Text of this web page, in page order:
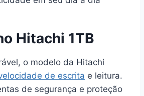
Hitachi 1TB
o modelo da Hitachi
de escrita e leitura.
de segurança e proteção